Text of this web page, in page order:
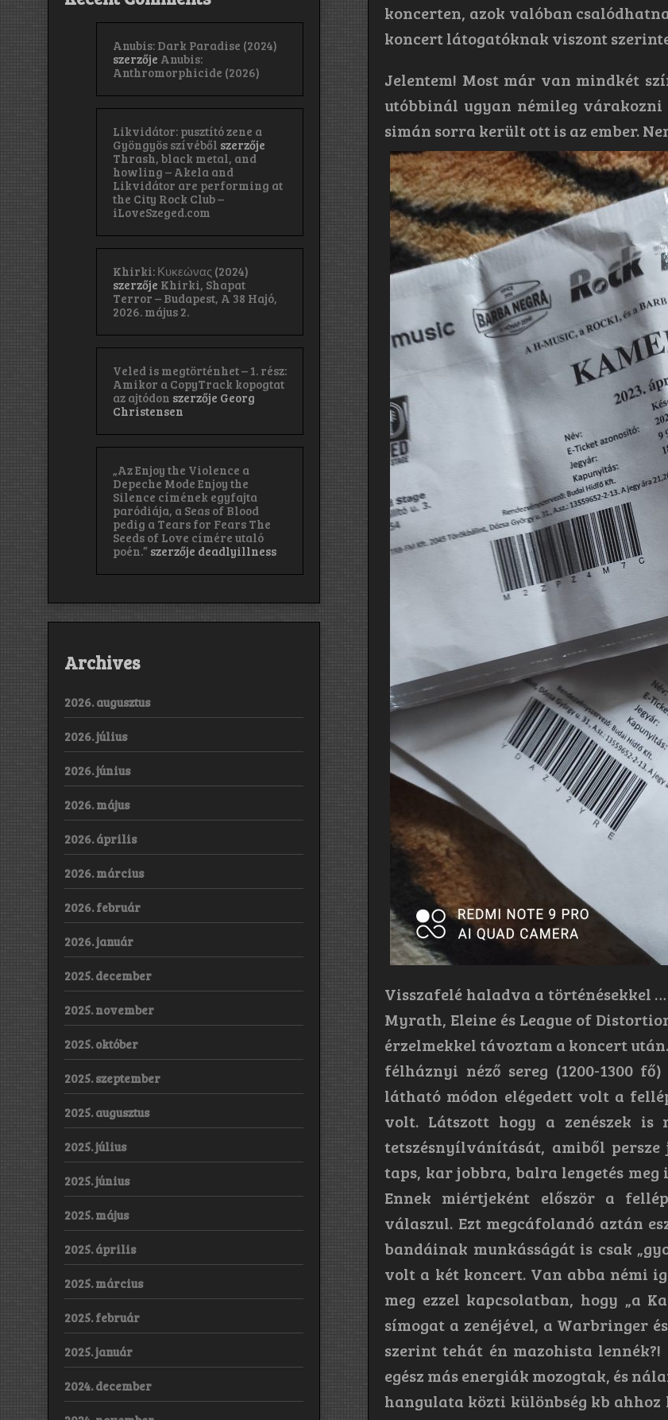
koncerten, azok valóban
koncert látogatóknak viszont
Jelentem! Most már van mindkét
utóbbinál ugyan némileg
simán sorra került ott is az ember.
Visszafelé haladva a történésekkel
Myrath, Eleine és League of
érzelmekkel távoztam a koncert
félháznyi néző sereg (1200-1300
látható módon elégedett volt a
volt. Látszott hogy a zenészek is
tetszésnyílvánítását, amiből
taps, kar jobbra, balra lengetés
Ennek miértjeként először a
válaszul. Ezt megcáfolandó aztán
bandáinak munkásságát is csak
volt a két koncert. Van abba némi
meg ezzel kapcsolatban, hogy „a
símogat a zenéjével, a Warbringer
szerint tehát én mazohista
egész más energiák mozogtak, és
hangulata közti különbség kb
Anubis: Dark Paradise (2024)
szerzője Anubis:
Anthromorphicide (2026)
Likvidátor: pusztító zene a
Gyöngyös szívéből szerzője
Thrash, black metal, and
howling – Akela and
Likvidátor are performing at
the City Rock Club –
iLoveSzeged.com
Khirki: Κ​υ​κ​ε​ώ​ν​α​ς (2024)
szerzője Khirki, Shapat
Terror – Budapest, A 38 Hajó,
2026. május 2.
Veled is megtörténhet – 1. rész:
Amikor a CopyTrack kopogtat
az ajtódon szerzője Georg
Christensen
„Az Enjoy the Violence a
Depeche Mode Enjoy the
Silence címének egyfajta
paródiája, a Seas of Blood
pedig a Tears for Fears The
Seeds of Love címére utaló
poén.” szerzője deadlyillness
Archives
2026. augusztus
2026. július
2026. június
2026. május
2026. április
2026. március
2026. február
2026. január
2025. december
2025. november
2025. október
2025. szeptember
2025. augusztus
2025. július
2025. június
2025. május
2025. április
2025. március
2025. február
2025. január
2024. december